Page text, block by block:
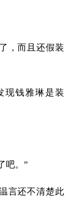
，而且还假装
现钱雅琳是装
吧。”
言还不清楚此